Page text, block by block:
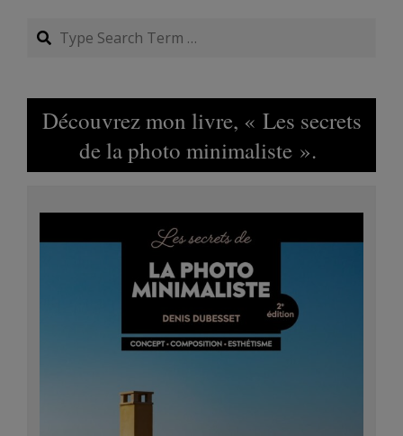
Search
Découvrez mon livre, « Les secrets
de la photo minimaliste ».